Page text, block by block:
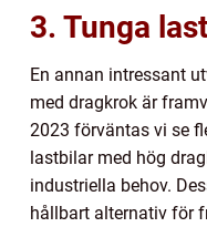
3. Tunga
En annan intressant
med dragkrok är
2023 förväntas vi se
lastbilar med hög
industriella behov.
hållbart alternativ för